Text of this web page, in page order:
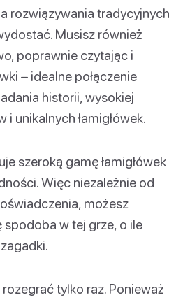
rozwiązywania tradycyjnych
Musisz również
poprawnie czytając i
– idealne połączenie
historii, wysokiej
unikalnych łamigłówek.
szeroką gamę łamigłówek
Więc niezależnie od
możesz
spodoba w tej grze, o ile
tylko raz. Ponieważ